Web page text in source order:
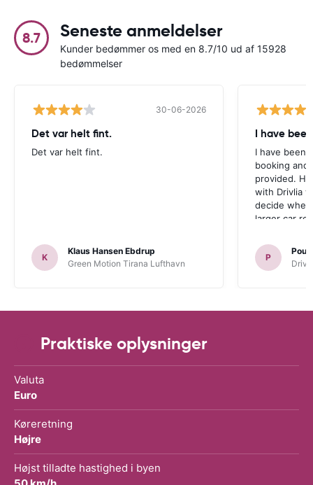
8.7 Seneste anmeldelser
Kunder bedømmer os med en 8.7/10 ud af 15928
bedømmelser
30-06-2026
Det var helt fint.
Det var helt fint.
K
Klaus Hansen Ebdrup
Green Motion Tirana Lufthavn
I have
I have been
booking and
provided.
with Drivlia
decide
larger car
P
Poul
Praktiske oplysninger
Valuta
Euro
Køreretning
Højre
Højst tilladte hastighed i byen